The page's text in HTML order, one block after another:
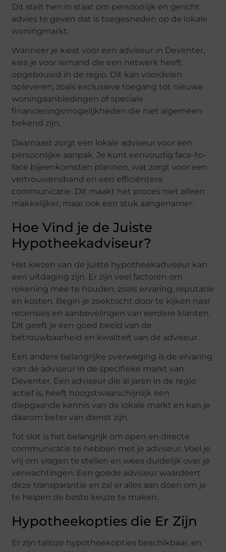
Dit stelt hen in staat om persoonlijk en gericht
advies te geven dat is toegesneden op de lokale
woningmarkt.
Wanneer je kiest voor een adviseur in Deventer,
kies je voor iemand die een netwerk heeft
opgebouwd in de regio. Dit kan voordelen
opleveren, zoals exclusieve toegang tot nieuwe
woningaanbiedingen of speciale
financieringsmogelijkheden die niet algemeen
bekend zijn.
Daarnaast zorgt een lokale adviseur voor een
persoonlijke aanpak. Je kunt eenvoudig face-to-
face bijeenkomsten plannen, wat zorgt voor een
vertrouwensband en een efficiëntere
communicatie. Dit maakt het proces niet alleen
makkelijker, maar ook een stuk aangenamer.
Hoe Vind je de Juiste
Hypotheekadviseur?
Het kiezen van de juiste hypotheekadviseur kan
een uitdaging zijn. Er zijn veel factoren om
rekening mee te houden, zoals ervaring, reputatie
en kosten. Begin je zoektocht door te kijken naar
recensies en aanbevelingen van eerdere klanten.
Dit geeft je een goed beeld van de
betrouwbaarheid en kwaliteit van de adviseur.
Een andere belangrijke overweging is de ervaring
van de adviseur in de specifieke markt van
Deventer. Een adviseur die al jaren in de regio
actief is, heeft hoogstwaarschijnlijk een
diepgaande kennis van de lokale markt en kan je
daarom beter van dienst zijn.
Tot slot is het belangrijk om open en directe
communicatie te hebben met je adviseur. Voel je
vrij om vragen te stellen en wees duidelijk over je
verwachtingen. Een goede adviseur waardeert
deze transparantie en zal er alles aan doen om je
te helpen de beste keuze te maken.
Hypotheekopties die Er Zijn
Er zijn talloze hypotheekopties beschikbaar, en